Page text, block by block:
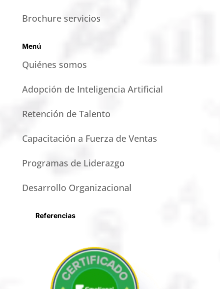
Brochure servicios
Menú
Quiénes somos
Adopción de Inteligencia Artificial
Retención de Talento
Capacitación a Fuerza de Ventas
Programas de Liderazgo
Desarrollo Organizacional
Referencias